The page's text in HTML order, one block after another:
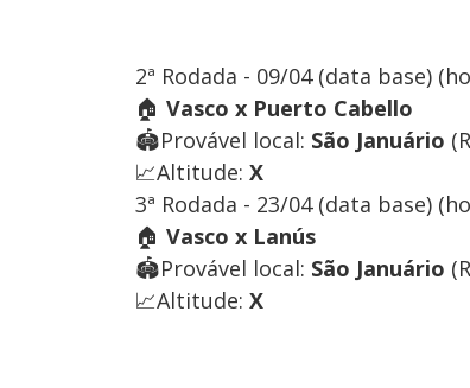
2ª Rodada - 09/04 (data base)
🏠 Vasco x Puerto Cabello
🏟️Provável local: São Januário
📈Altitude: X
3ª Rodada - 23/04 (data base)
🏠 Vasco x Lanús
🏟️Provável local: São Januário
📈Altitude: X